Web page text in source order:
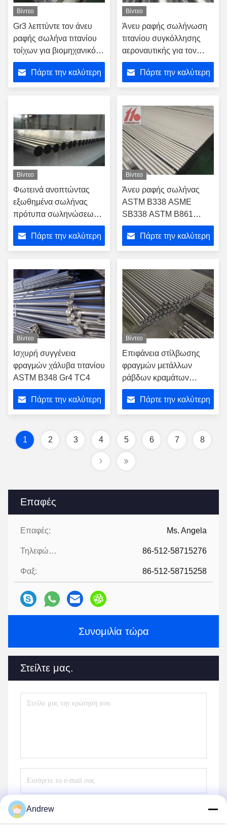
Επαφές
Επαφές: Ms. Angela
Τηλεφώνημα: 86-512-58715276
Φαξ: 86-512-58715258
Συνομιλία τώρα
Στείλτε μας.
Στείλε
Βίντεο
Gr3 λεπτύντε τον άνευ
ραφής σωλήνα τιτανίου
τοίχων για βιομηχανικό
Appliacation
Πάρτε την καλύτερη
Βίντεο
Άνευ ραφής σωλήνωση
τιτανίου συγκόλλησης
αεροναυτικής για τον
ανταλλάκτη θερμότητας
Πάρτε την καλύτερη
Βίντεο
Φωτεινά ανοπτώντας
εξωθημένα σωλήνας
πρότυπα σωληνώσεων
ASTM B338 τιτανίου
Πάρτε την καλύτερη
Βίντεο
Άνευ ραφής σωλήνας
ASTM B338 ASME
SB338 ASTM B861
κραμάτων τιτανίου
προμηθευτών Gr7 Gr9
Gr12 σωληνώσεων
Πάρτε την καλύτερη
Βίντεο
Ισχυρή συγγένεια
φραγμών χάλυβα τιτανίου
ASTM B348 Gr4 TC4
Πάρτε την καλύτερη
Βίντεο
Επιφάνεια στίλβωσης
φραγμών μετάλλων
ράβδων κραμάτων
τιτανίου Gr5 ASTM F67
Πάρτε την καλύτερη
1 2 3 4 5 6 7 8
Andrew